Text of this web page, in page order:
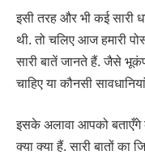
इसी तरह और भी कई सारी
थी. तो चलिए आज हमारी
सारी बातें जानते हैं. जैसे
चाहिए या कौनसी
इसके अलावा आपको
क्या क्या हैं. सारी बातों का